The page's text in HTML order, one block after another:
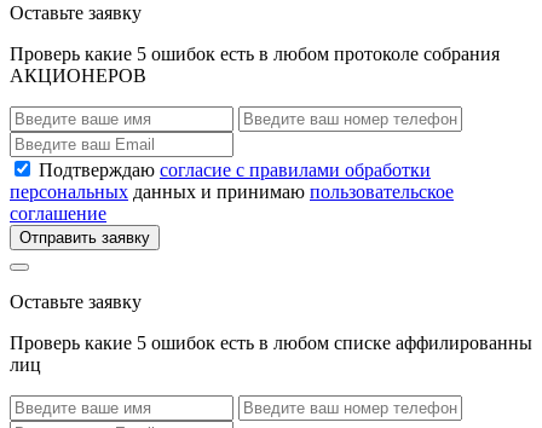
Оставьте заявку
Проверь какие 5 ошибок есть в любом протоколе собрания
АКЦИОНЕРОВ
Подтверждаю согласие с правилами обработки
персональных данных и принимаю пользовательское
соглашение
Отправить заявку
Оставьте заявку
Проверь какие 5 ошибок есть в любом списке аффилированны
лиц